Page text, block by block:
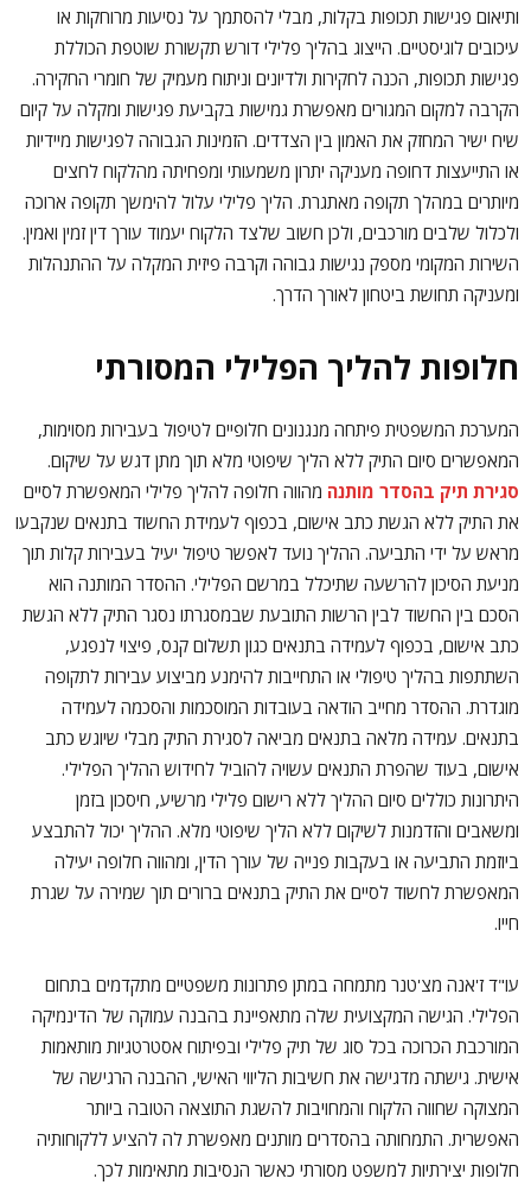
ותיאום פגישות תכופות בקלות, מבלי להסתמך על נסיעות מרוחקות או
עיכובים לוגיסטיים. הייצוג בהליך פלילי דורש תקשורת שוטפת הכוללת
פגישות תכופות, הכנה לחקירות ולדיונים וניתוח מעמיק של חומרי החקירה.
הקרבה למקום המגורים מאפשרת גמישות בקביעת פגישות ומקלה על קיום
שיח ישיר המחזק את האמון בין הצדדים. הזמינות הגבוהה לפגישות מיידיות
או התייעצות דחופה מעניקה יתרון משמעותי ומפחיתה מהלקוח לחצים
מיותרים במהלך תקופה מאתגרת. הליך פלילי עלול להימשך תקופה ארוכה
ולכלול שלבים מורכבים, ולכן חשוב שלצד הלקוח יעמוד עורך דין זמין ואמין.
השירות המקומי מספק נגישות גבוהה וקרבה פיזית המקלה על ההתנהלות
ומעניקה תחושת ביטחון לאורך הדרך.
חלופות להליך הפלילי המסורתי
המערכת המשפטית פיתחה מנגנונים חלופיים לטיפול בעבירות מסוימות,
המאפשרים סיום התיק ללא הליך שיפוטי מלא תוך מתן דגש על שיקום.
סגירת תיק בהסדר מותנה מהווה חלופה להליך פלילי המאפשרת לסיים
את התיק ללא הגשת כתב אישום, בכפוף לעמידת החשוד בתנאים שנקבעו
מראש על ידי התביעה. ההליך נועד לאפשר טיפול יעיל בעבירות קלות תוך
מניעת הסיכון להרשעה שתיכלל במרשם הפלילי. ההסדר המותנה הוא
הסכם בין החשוד לבין הרשות התובעת שבמסגרתו נסגר התיק ללא הגשת
כתב אישום, בכפוף לעמידה בתנאים כגון תשלום קנס, פיצוי לנפגע,
השתתפות בהליך טיפולי או התחייבות להימנע מביצוע עבירות לתקופה
מוגדרת. ההסדר מחייב הודאה בעובדות המוסכמות והסכמה לעמידה
בתנאים. עמידה מלאה בתנאים מביאה לסגירת התיק מבלי שיוגש כתב
אישום, בעוד שהפרת התנאים עשויה להוביל לחידוש ההליך הפלילי.
היתרונות כוללים סיום ההליך ללא רישום פלילי מרשיע, חיסכון בזמן
ומשאבים והזדמנות לשיקום ללא הליך שיפוטי מלא. ההליך יכול להתבצע
ביוזמת התביעה או בעקבות פנייה של עורך הדין, ומהווה חלופה יעילה
המאפשרת לחשוד לסיים את התיק בתנאים ברורים תוך שמירה על שגרת
חייו.
עו"ד ז'אנה מצ'טנר מתמחה במתן פתרונות משפטיים מתקדמים בתחום
הפלילי. הגישה המקצועית שלה מתאפיינת בהבנה עמוקה של הדינמיקה
המורכבת הכרוכה בכל סוג של תיק פלילי ובפיתוח אסטרטגיות מותאמות
אישית. גישתה מדגישה את חשיבות הליווי האישי, ההבנה הרגישה של
המצוקה שחווה הלקוח והמחויבות להשגת התוצאה הטובה ביותר
האפשרית. התמחותה בהסדרים מותנים מאפשרת לה להציע ללקוחותיה
חלופות יצירתיות למשפט מסורתי כאשר הנסיבות מתאימות לכך.